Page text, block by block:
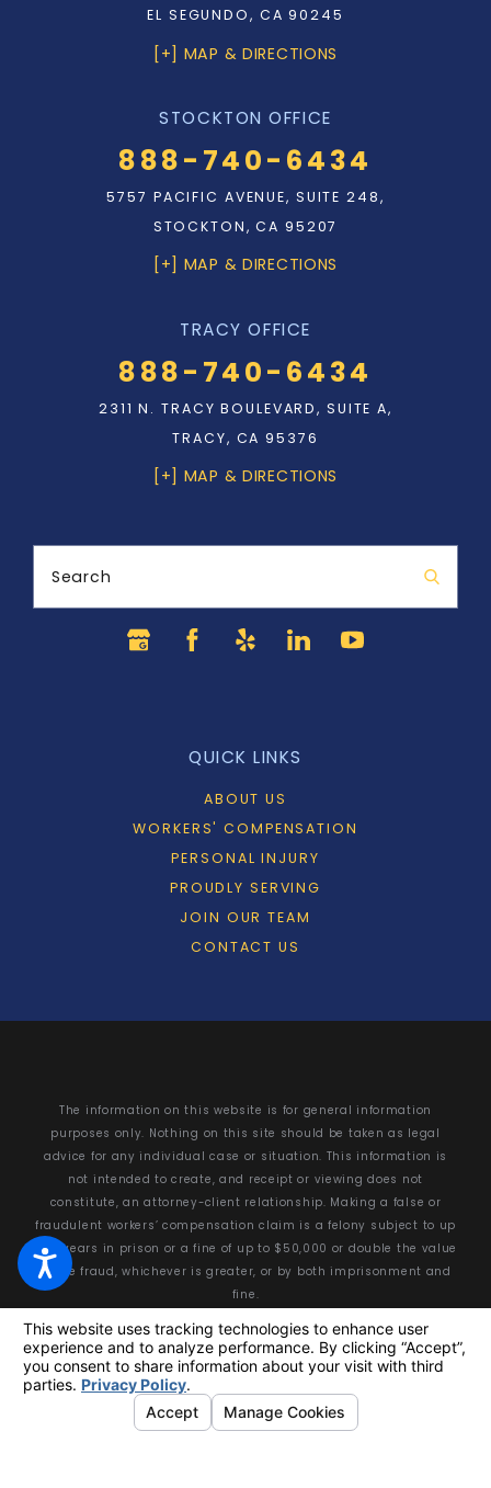
EL SEGUNDO, CA 90245
[+] MAP & DIRECTIONS
STOCKTON OFFICE
888-740-6434
5757 PACIFIC AVENUE, SUITE 248,
STOCKTON, CA 95207
[+] MAP & DIRECTIONS
TRACY OFFICE
888-740-6434
2311 N. TRACY BOULEVARD, SUITE A,
TRACY, CA 95376
[+] MAP & DIRECTIONS
Search
QUICK LINKS
ABOUT US
WORKERS' COMPENSATION
PERSONAL INJURY
PROUDLY SERVING
JOIN OUR TEAM
CONTACT US
The information on this website is for general information
purposes only. Nothing on this site should be taken as legal
advice for any individual case or situation. This information is
not intended to create, and receipt or viewing does not
constitute, an attorney-client relationship. Making a false or
fraudulent workers’ compensation claim is a felony subject to up
to 5 years in prison or a fine of up to $50,000 or double the value
of the fraud, whichever is greater, or by both imprisonment and
fine.
© 2026 All Rights Reserved.Your Privacy Choices
Site Map
Privacy Policy